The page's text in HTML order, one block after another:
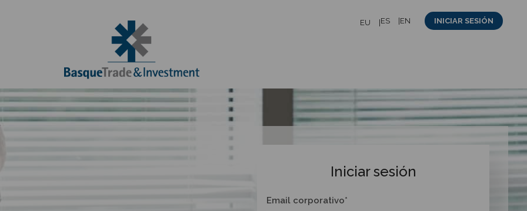
EU ES EN INICIAR SESIÓN
Iniciar sesión
Email corporativo*